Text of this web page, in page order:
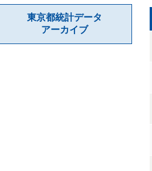
東京都統計データ
アーカイブ